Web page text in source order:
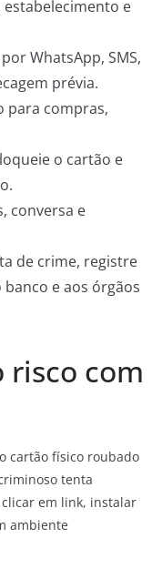
e
WhatsApp, SMS,
prévia.
para compras,
o cartão e
conversa e
de crime, registre
e aos órgãos
risco com
cartão físico roubado
tenta
em link, instalar
ambiente